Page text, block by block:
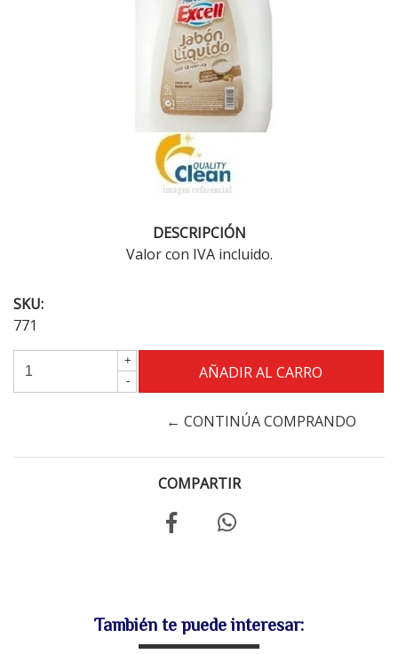
DESCRIPCIÓN
Valor con IVA incluido.
SKU:
771
+
-
← CONTINÚA COMPRANDO
COMPARTIR
También te puede interesar: